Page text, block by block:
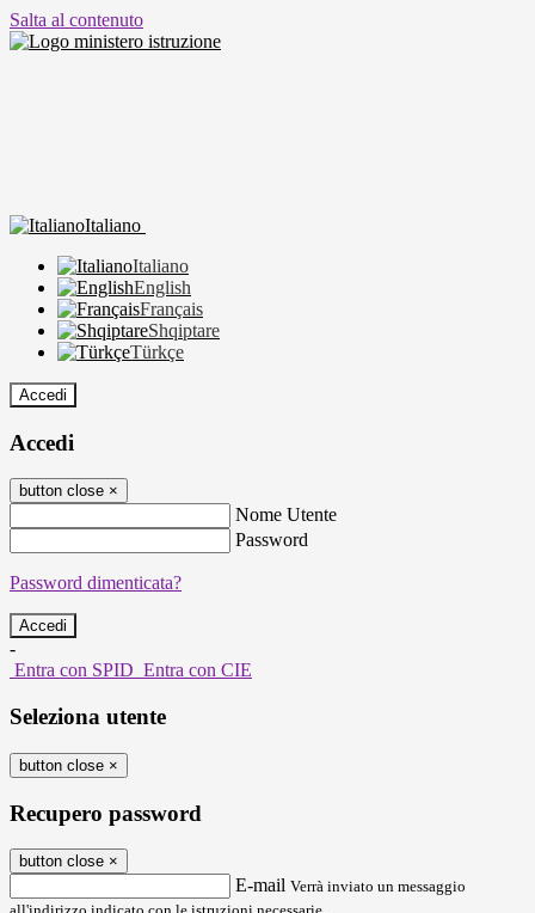
Salta al contenuto
Italiano
Italiano
English
Français
Shqiptare
Türkçe
Accedi
Accedi
button close ×
Nome Utente
Password
Password dimenticata?
-
Entra con SPID Entra con CIE
Seleziona utente
button close ×
Recupero password
button close ×
E-mail Verrà inviato un messaggio